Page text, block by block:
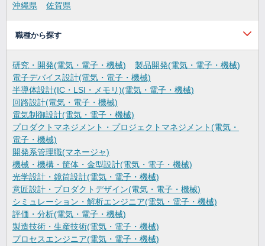
沖縄県
佐賀県
職種から探す
研究・開発(電気・電子・機械)
製品開発(電気・電子・機械)
電子デバイス設計(電気・電子・機械)
半導体設計(IC・LSI・メモリ)(電気・電子・機械)
回路設計(電気・電子・機械)
電気制御設計(電気・電子・機械)
プロダクトマネジメント・プロジェクトマネジメント(電気・
電子・機械)
開発系管理職(マネージャ)
機械・機構・筐体・金型設計(電気・電子・機械)
光学設計・鏡筒設計(電気・電子・機械)
意匠設計・プロダクトデザイン(電気・電子・機械)
シミュレーション・解析エンジニア(電気・電子・機械)
評価・分析(電気・電子・機械)
製造技術・生産技術(電気・電子・機械)
プロセスエンジニア(電気・電子・機械)